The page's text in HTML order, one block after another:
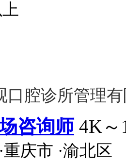
口腔诊所管理
咨询师 4K～
·重庆市 ·渝北区